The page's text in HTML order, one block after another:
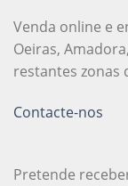
Venda online e
Oeiras,
restantes zonas
Contacte-nos
Pretende